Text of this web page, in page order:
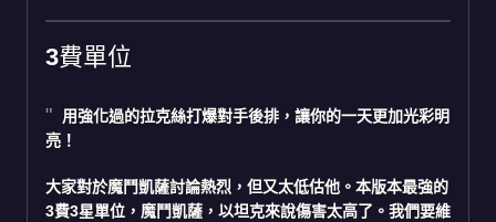
3費單位
用強化過的拉克絲打爆對手後排，讓你的一天更加光彩明
亮！
大家對於魔鬥凱薩討論熱烈，但又太低估他。本版本最強的
3費3星單位，魔鬥凱薩，以坦克來說傷害太高了。我們要維